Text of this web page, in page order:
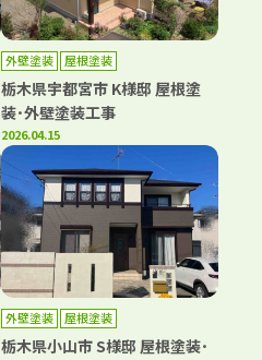
外壁塗装 屋根塗装
栃木県宇都宮市 K様邸 屋根塗
装･外壁塗装工事
2026.04.15
外壁塗装 屋根塗装
栃木県小山市 S様邸 屋根塗装･